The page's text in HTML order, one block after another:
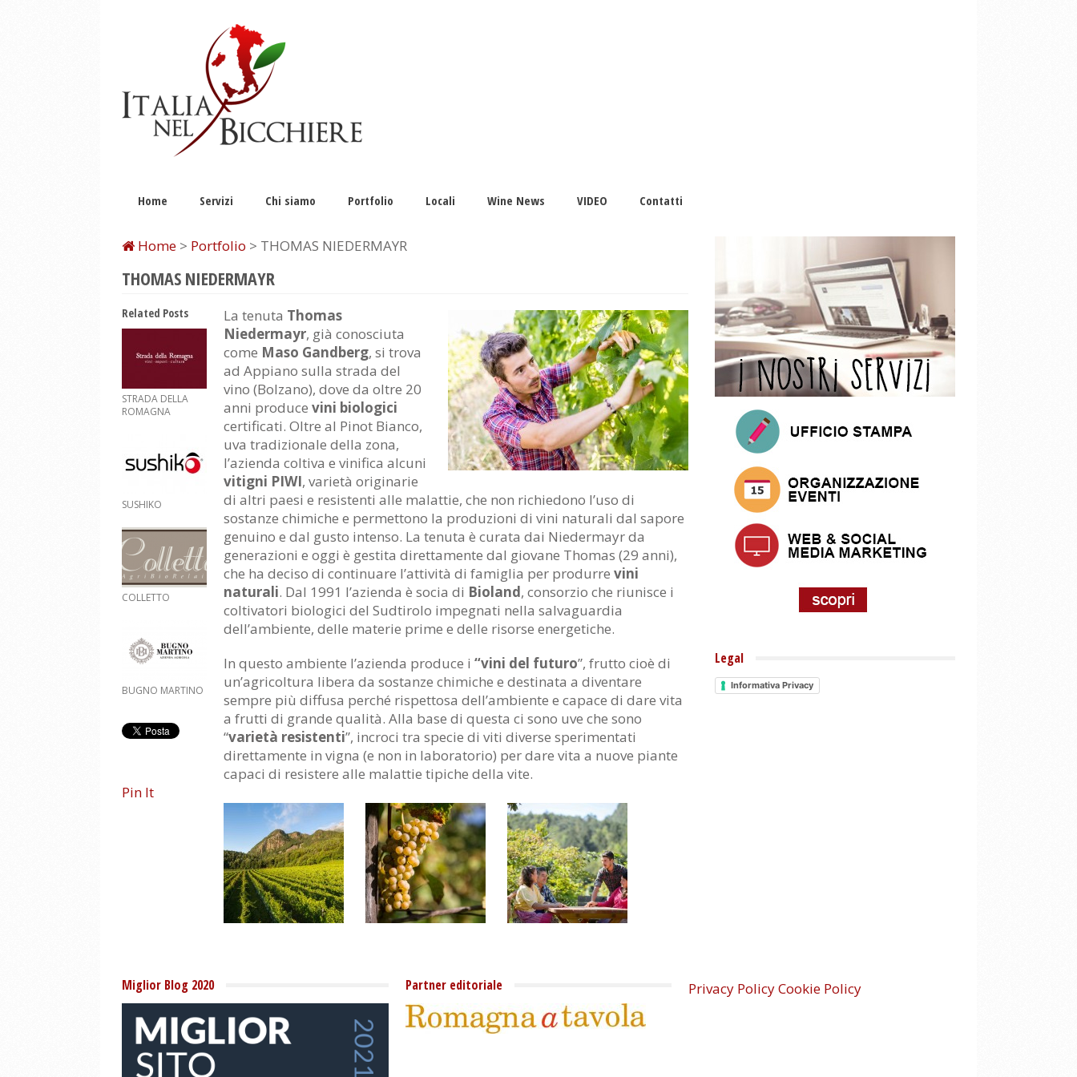
Home Servizi Chi siamo Portfolio Locali Wine News VIDEO Contatti
Home > Portfolio > THOMAS NIEDERMAYR
THOMAS NIEDERMAYR
La tenuta Thomas
Niedermayr, già conosciuta
come Maso Gandberg, si trova
ad Appiano sulla strada del
vino (Bolzano), dove da oltre 20
anni producevini biologici
certificati. Oltre al Pinot Bianco,
uva tradizionale della zona,
l’azienda coltiva e vinifica alcuni
vitigni PIWI, varietà originarie
di altri paesi e resistenti alle malattie, che non richiedono l’uso di
sostanze chimiche e permettono la produzioni di vini naturali dal sapore
genuino e dal gusto intenso. La tenuta è curata dai Niedermayr da
generazioni e oggi è gestita direttamente dal giovane Thomas (29 anni),
che ha deciso di continuare l’attività di famiglia per produrrevini
naturali. Dal 1991 l’azienda è socia di Bioland, consorzio che riunisce i
coltivatori biologici del Sudtirolo impegnati nella salvaguardia
dell’ambiente, delle materie prime e delle risorse energetiche.
In questo ambiente l’azienda produce i“vini del futuro”, frutto cioè di
un’agricoltura libera da sostanze chimiche e destinata a diventare
sempre più diffusa perché rispettosa dell’ambiente e capace di dare vita
a frutti di grande qualità. Alla base di questa ci sono uve che sono
“varietà resistenti”, incroci tra specie di viti diverse sperimentati
direttamente in vigna (e non in laboratorio) per dare vita a nuove piante
capaci di resistere alle malattie tipiche della vite.
Related Posts
STRADA DELLA
ROMAGNA
SUSHIKO
COLLETTO
BUGNO MARTINO
Pin It
Legal
Informativa Privacy
Miglior Blog 2020 Partner editoriale Privacy PolicyCookie Policy